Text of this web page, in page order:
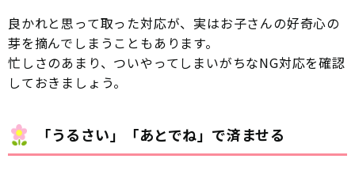
良かれと思って取った対応が、実はお子さんの好奇心の
芽を摘んでしまうこともあります。
忙しさのあまり、ついやってしまいがちなNG対応を確認
しておきましょう。
「うるさい」「あとでね」で済ませる